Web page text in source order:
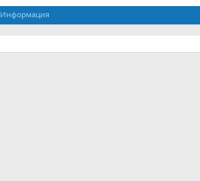
Информация